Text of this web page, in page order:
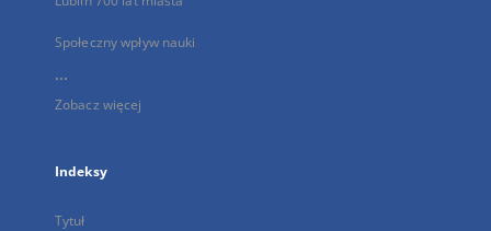
Społeczny wpływ nauki
...
Zobacz więcej
Indeksy
Tytuł